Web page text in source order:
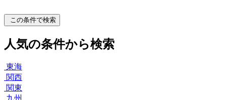
この条件で検索
人気の条件から検索
東海
関西
関東